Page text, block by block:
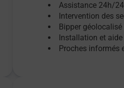
Assistance 24h/
Intervention des
Bipper
Installation et
Proches informés